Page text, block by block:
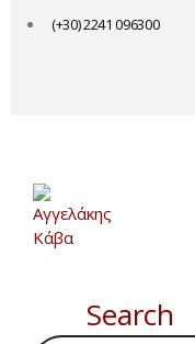
(+30) 2241 096300
Search